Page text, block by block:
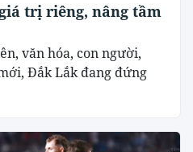
trị riêng, nâng tầm
văn hóa, con người,
Đắk Lắk đang đứng